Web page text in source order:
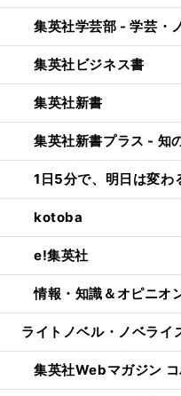
集英社学芸部 - 学芸・
集英社ビジネス書
集英社新書
集英社新書プラス - 知
1日5分で、明日は変
kotoba
e!集英社
情報・知識＆オピニオ
ライトノベル・ノベライ
集英社Webマガジン コ